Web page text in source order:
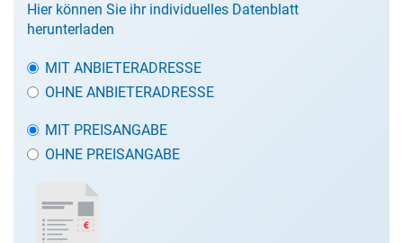
Hier können Sie ihr individuelles Datenblatt
herunterladen
MIT ANBIETERADRESSE
OHNE ANBIETERADRESSE
MIT PREISANGABE
OHNE PREISANGABE